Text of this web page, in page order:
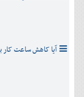
آیا کاهش ساعت کار